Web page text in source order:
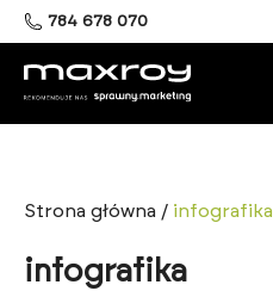
784 678 070
Strona główna / infografika
infografika